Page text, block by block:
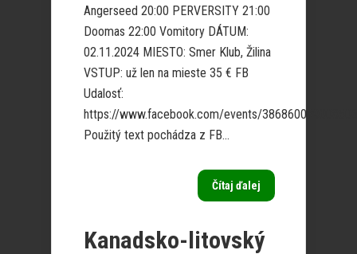
Angerseed 20:00 PERVERSITY 21:00
Doomas 22:00 Vomitory DÁTUM:
02.11.2024 MIESTO: Smer Klub, Žilina
VSTUP: už len na mieste 35 € FB
Udalosť:
https://www.facebook.com/events/
Použitý text pochádza z FB...
Čítaj ďalej
Kanadsko-litovský